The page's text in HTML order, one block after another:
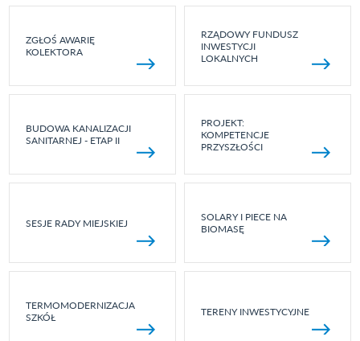
ZGŁOŚ AWARIĘ
KOLEKTORA
RZĄDOWY FUNDUSZ
INWESTYCJI
LOKALNYCH
BUDOWA KANALIZACJI
SANITARNEJ - ETAP II
PROJEKT:
KOMPETENCJE
PRZYSZŁOŚCI
SESJE RADY MIEJSKIEJ
SOLARY I PIECE NA
BIOMASĘ
TERMOMODERNIZACJA
SZKÓŁ
TERENY INWESTYCYJNE